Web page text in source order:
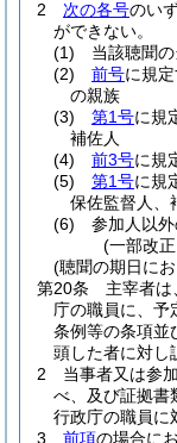
2
次の各号のい
ができない。
(1)
当該聴聞
(2)
前号に規
の親族
(3)
第1号に規
補佐人
(4)
前3号に規
(5)
第1号に規
保佐監督人、
(6)
参加人以外
(一部改
(聴聞の期日に
第20条
主宰者
庁の職員に、予
条例等の条項並
頭した者に対し
2
当事者又は参
べ、及び証拠書
行政庁の職員に
3
前項の場合に